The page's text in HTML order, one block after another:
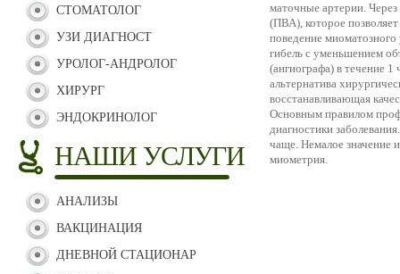
СТОМАТОЛОГ
УЗИ ДИАГНОСТ
УРОЛОГ-АНДРОЛОГ
ХИРУРГ
ЭНДОКРИНОЛОГ
НАШИ УСЛУГИ
АНАЛИЗЫ
ВАКЦИНАЦИЯ
ДНЕВНОЙ СТАЦИОНАР
маточные артерии. Через
(ПВА), которое
поведение
гибель с уменьшением
(ангиографа) в течение
альтернатива
восстанавливающая
Основным правилом
диагностики
чаще. Немалое значение
миометрия.